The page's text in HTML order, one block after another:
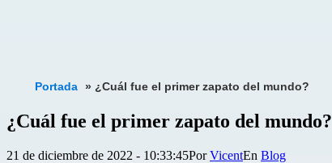
Portada » ¿Cuál fue el primer zapato del mundo?
¿Cuál fue el primer zapato del mundo?
Publicada
21 de diciembre de 2022 - 10:33:45PorVicent
Categorizado
Blog